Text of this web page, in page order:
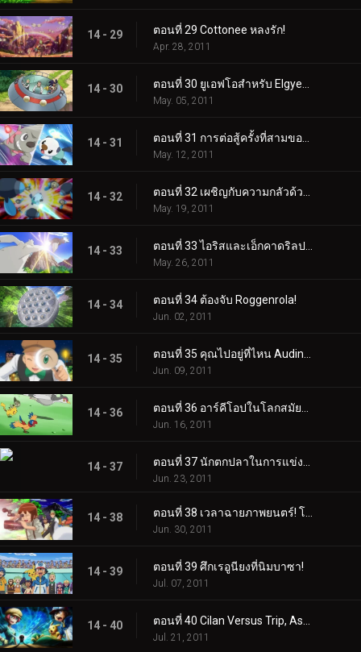
14 - 29 ตอนที่ 29 Cottonee หลงรัก!
Apr. 28, 2011
14 - 30
May. 05, 2011
14 - 31
May. 12, 2011
14 - 32
May. 19, 2011
14 - 33
May. 26, 2011
14 - 34 ตอนที่ 34 ต้องจับ Roggenrola!
Jun. 02, 2011
14 - 35
Jun. 09, 2011
14 - 36
Jun. 16, 2011
14 - 37
Jun. 23, 2011
14 - 38
Jun. 30, 2011
14 - 39 ตอนที่ 39 ศึกเรอูนียงที่นิมบาซา!
Jul. 07, 2011
14 - 40
Jul. 21, 2011